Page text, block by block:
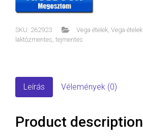
SKU: 262923 Vega ételek, Vega ételek
laktózmentes tejmentes
Leírás Vélemények (0)
Product description